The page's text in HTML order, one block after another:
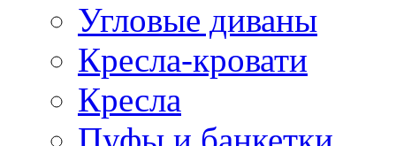
Угловые диваны
Кресла-кровати
Кресла